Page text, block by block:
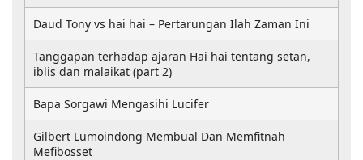
Daud Tony vs hai hai – Pertarungan Ilah Zaman Ini
Tanggapan terhadap ajaran Hai hai tentang setan,
iblis dan malaikat (part 2)
Bapa Sorgawi Mengasihi Lucifer
Gilbert Lumoindong Membual Dan Memfitnah
Mefibosset